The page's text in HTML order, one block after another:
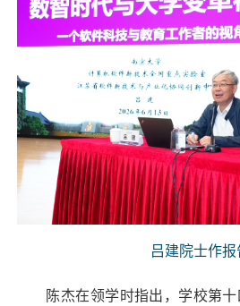
吕建院士作报
陈杰在领学时指出，学校第